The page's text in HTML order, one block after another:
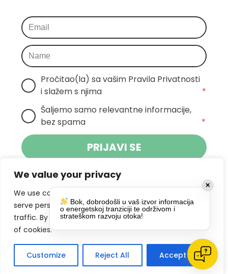
We value your privacy
We use cookies to enhance your browsing experience,
serve personalized ads or content, and analyze our
traffic. By clicking "Accept All", you consent to our use
of cookies.
Customize Reject All Accept All
Pročitao(la) sa vašim Pravila Privatnosti
i slažem s njima
*
Šaljemo samo relevantne informacije,
bez spama
*
PRIJAVI SE
Klikom na gumb dajete suglasnost za
primanje novosti Pokreta Otoka te se
slažete spolitikom privatnosti.
DRUŠTVENE MREŽE
✕
Bok, dobrodošli u vaš izvor informacija
o energetskoj tranziciji te održivom i
strateškom razvoju otoka!